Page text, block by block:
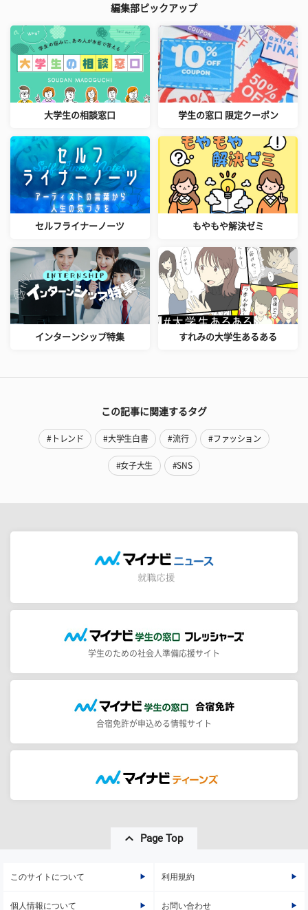
編集部ピックアップ
大学生の相談窓口 学生の窓口 限定クーポン
セルフライナーノーツ もやもや解決ゼミ
インターンシップ特集 すれみの大学生あるある
この記事に関連するタグ
#トレンド #大学生白書 #流行 #ファッション
#女子大生 #SNS
学生のための社会人準備応援サイト
合宿免許が申込める情報サイト
Page Top
このサイトについて 利用規約
個人情報について お問い合わせ